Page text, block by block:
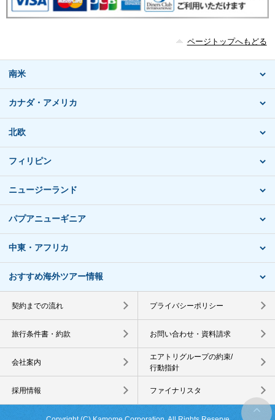
ページトップへもどる
南米
カナダ・アメリカ
北欧
フィリピン
ニュージーランド
パプアニューギニア
中東・アフリカ
おすすめ海外ツアー情報
契約までの流れ プライバシーポリシー
旅行条件書・約款 お問い合わせ・資料請求
会社案内
エアトリグループの約束/
行動指針
採用情報 ファイナリスタ